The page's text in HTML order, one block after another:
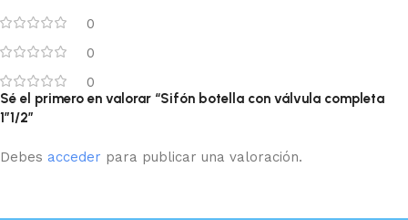
0
0
0
Sé el primero en valorar “Sifón botella con válvula completa
1″1/2”
Debes acceder para publicar una valoración.